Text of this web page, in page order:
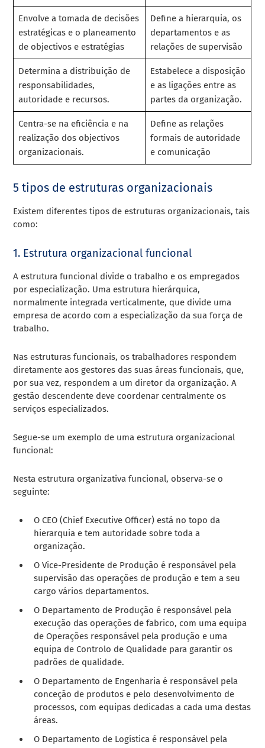
Envolve a tomada de decisões
estratégicas e o planeamento
de objectivos e estratégias
Define a hierarquia, os
departamentos e as
relações de supervisão
Determina a distribuição de
responsabilidades,
autoridade e recursos.
Estabelece a disposição
e as ligações entre as
partes da organização.
Centra-se na eficiência e na
realização dos objectivos
organizacionais.
Define as relações
formais de autoridade
e comunicação
5 tipos de estruturas organizacionais
Existem diferentes tipos de estruturas organizacionais, tais
como:
1. Estrutura organizacional funcional
A estrutura funcional divide o trabalho e os empregados
por especialização. Uma estrutura hierárquica,
normalmente integrada verticalmente, que divide uma
empresa de acordo com a especialização da sua força de
trabalho.
Nas estruturas funcionais, os trabalhadores respondem
diretamente aos gestores das suas áreas funcionais, que,
por sua vez, respondem a um diretor da organização. A
gestão descendente deve coordenar centralmente os
serviços especializados.
Segue-se um exemplo de uma estrutura organizacional
funcional:
Nesta estrutura organizativa funcional, observa-se o
seguinte:
O CEO (Chief Executive Officer) está no topo da
hierarquia e tem autoridade sobre toda a
organização.
O Vice-Presidente de Produção é responsável pela
supervisão das operações de produção e tem a seu
cargo vários departamentos.
O Departamento de Produção é responsável pela
execução das operações de fabrico, com uma equipa
de Operações responsável pela produção e uma
equipa de Controlo de Qualidade para garantir os
padrões de qualidade.
O Departamento de Engenharia é responsável pela
conceção de produtos e pelo desenvolvimento de
processos, com equipas dedicadas a cada uma destas
áreas.
O Departamento de Logística é responsável pela